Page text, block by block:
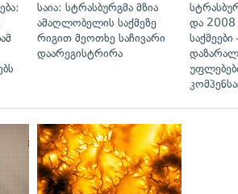
საია: სტრასბურგმა მზია
ამაღლობელის საქმეზე
რიგით მეოთხე საჩივარი
დაარეგისტრირა
და 2008